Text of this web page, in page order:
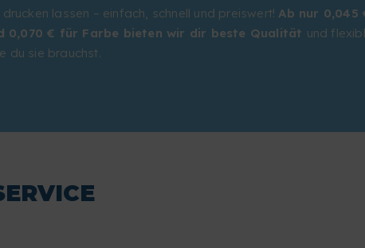
lassen – einfach, schnell und preiswert! Ab nur 0,045
0,070 € für Farbe bieten wir dir beste Qualität und
du sie brauchst.